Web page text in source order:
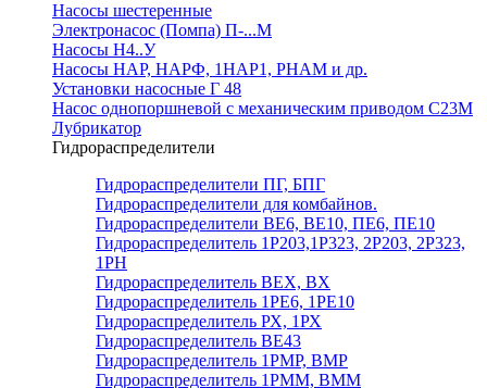
Насосы шестеренные
Электронасос (Помпа) П-...М
Насосы Н4..У
Насосы НАР, НАРФ, 1НАР1, РНАМ и др.
Установки насосные Г 48
Насос однопоршневой с механическим приводом С23М
Лубрикатор
Гидрораспределители
Гидрораспределители ПГ, БПГ
Гидрораспределители для комбайнов.
Гидрораспределители ВЕ6, ВЕ10, ПЕ6, ПЕ10
Гидрораспределитель 1Р203,1Р323, 2Р203, 2Р323,
1РН
Гидрораспределитель ВЕХ, ВХ
Гидрораспределитель 1РЕ6, 1РЕ10
Гидрораспределитель РХ, 1РХ
Гидрораспределитель ВЕ43
Гидрораспределитель 1РМР, ВМР
Гидрораспределитель 1РММ, ВММ